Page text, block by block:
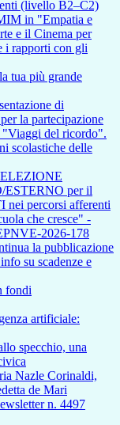
(livello B2–C2)
in "Empatia e
e il Cinema per
i rapporti con gli
tua più grande
di
la partecipazione
del ricordo".
scolastiche delle
per il
nei percorsi afferenti
che cresce" -
2026-178
la pubblicazione
su scadenze e
fondi
artificiale:
specchio, una
Nazle Corinaldi,
de Mari
n. 4497